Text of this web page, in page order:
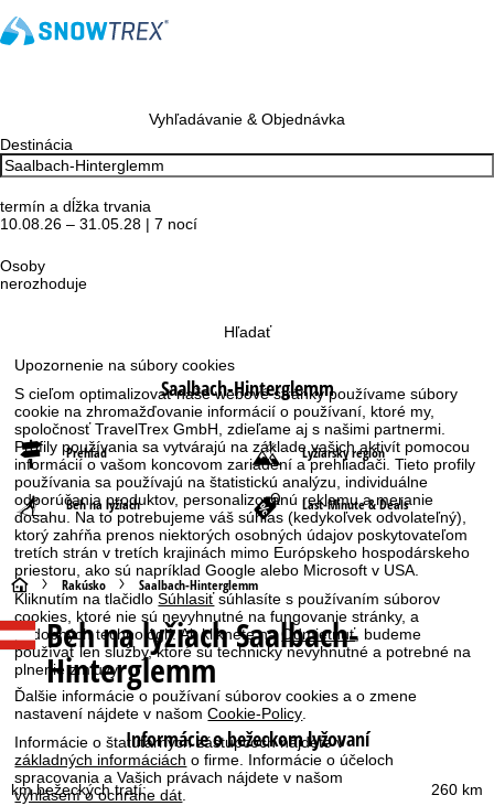
Upozornenie na súbory cookies
S cieľom optimalizovať naše webové stránky používame súbory
cookie na zhromažďovanie informácií o používaní, ktoré my,
spoločnosť TravelTrex GmbH, zdieľame aj s našimi partnermi.
Profily používania sa vytvárajú na základe vašich aktivít pomocou
informácií o vašom koncovom zariadení a prehliadači. Tieto profily
používania sa používajú na štatistickú analýzu, individuálne
odporúčania produktov, personalizovanú reklamu a meranie
dosahu. Na to potrebujeme váš súhlas (kedykoľvek odvolateľný),
ktorý zahŕňa prenos niektorých osobných údajov poskytovateľom
tretích strán v tretích krajinách mimo Európskeho hospodárskeho
priestoru, ako sú napríklad Google alebo Microsoft v USA.
Kliknutím na tlačidloSúhlasiťsúhlasíte s používaním súborov
cookies, ktoré nie sú nevyhnutné na fungovanie stránky, a
podobných technológií. Ak kliknete naOdmietnuť, budeme
používať len služby, ktoré sú technicky nevyhnutné a potrebné na
plnenie zmluvy.
Ďalšie informácie o používaní súborov cookies a o zmene
nastavení nájdete v našomCookie-Policy.
Informácie o štatutárnych zástupcoch nájdete v
základných informáciách o firme. Informácie o účeloch
spracovania a Vašich právach nájdete v našom
vyhlásení o ochrane dát.
Vyhľadávanie & Objednávka
Destinácia
termín a dĺžka trvania
10.08.26 – 31.05.28 | 7 nocí
Osoby
nerozhoduje
Hľadať
Saalbach-Hinterglemm
Prehľad Lyžiarsky región
Beh na lyžiach Last-Minute & Deals
H
l
a
v
n
Rakúsko Saalbach-Hinterglemm
Beh na lyžiach Saalbach-
Hinterglemm
Informácie o bežeckom lyžovaní
260 km
km bežeckých tratí: